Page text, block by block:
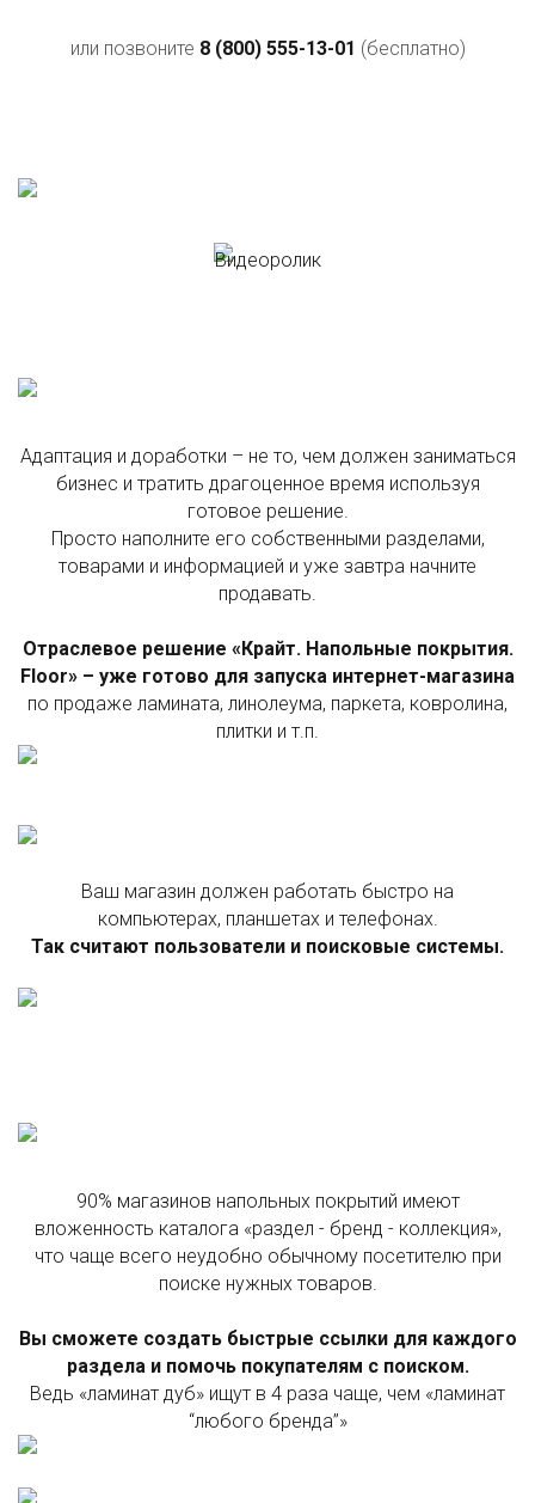
или позвоните 8 (800) 555-13-01 (бесплатно)
Видеоролик
Адаптация и доработки – не то, чем должен заниматься
бизнес и тратить драгоценное время используя
готовое решение.
Просто наполните его собственными разделами,
товарами и информацией и уже завтра начните
продавать.
Отраслевое решение «Крайт. Напольные покрытия.
Floor» – уже готово для запуска интернет-магазина
по продаже ламината, линолеума, паркета, ковролина,
плитки и т.п.
Ваш магазин должен работать быстро на
компьютерах, планшетах и телефонах.
Так считают пользователи и поисковые системы.
90% магазинов напольных покрытий имеют
вложенность каталога «раздел - бренд - коллекция»,
что чаще всего неудобно обычному посетителю при
поиске нужных товаров.
Вы сможете создать быстрые ссылки для каждого
раздела и помочь покупателям с поиском.
Ведь «ламинат дуб» ищут в 4 раза чаще, чем «ламинат
“любого бренда”»